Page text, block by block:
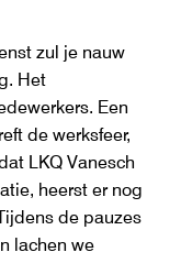
zul je nauw
Het
Een
de werksfeer,
LKQ Vanesch
heerst er nog
de pauzes
lachen we